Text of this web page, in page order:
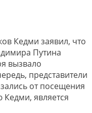
Кедми заявил, что
Путина
вызвало
представители
от посещения
является